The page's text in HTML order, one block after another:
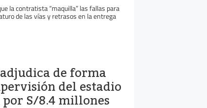
la contratista “maquilla” las fallas para
de las vías y retrasos en la entrega
adjudica de forma
del estadio
S/8.4 millones